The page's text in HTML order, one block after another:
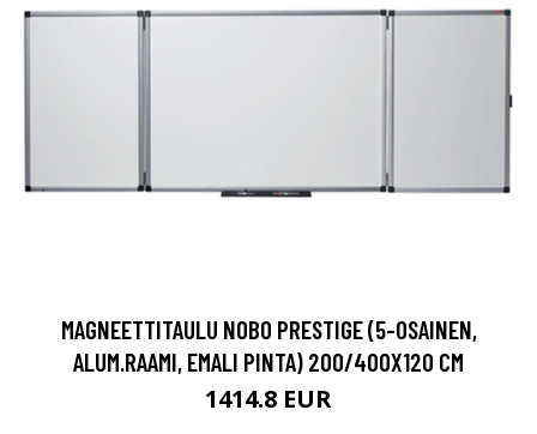
MAGNEETTITAULU NOBO PRESTIGE (5-OSAINEN,
ALUM.RAAMI, EMALI PINTA) 200/400X120 CM
1414.8 EUR